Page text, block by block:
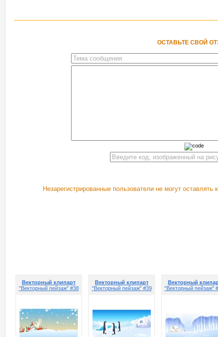
ОСТАВЬТЕ СВОЙ
Незарегистрированные пользователи не могут
Векторный клипарт
"Векторный пейзаж" #38
Векторный клипарт
"Векторный пейзаж" #39
Векторный
"Векторный пейзаж"